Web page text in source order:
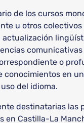
de los cursos
u otros
actualización
o
conocimientos en
del idioma.
destinatarias las
en Castilla-La